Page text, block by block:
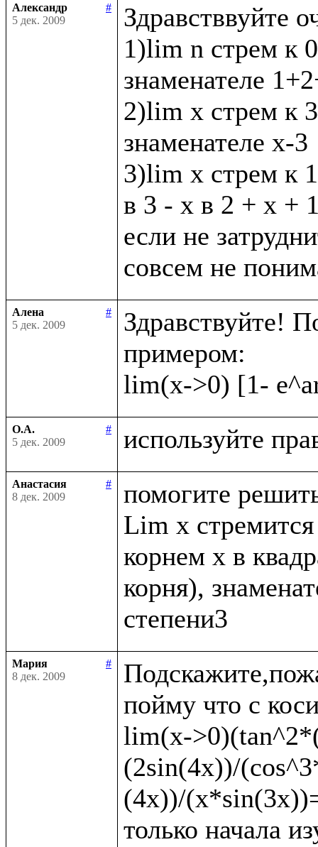
Александр
#
5 дек. 2009
Здравстввуйте
1)lim n стрем к
знаменателе
2)lim x стрем к
знаменателе х-3
3)lim x стрем к
в 3 - х в 2 + х +
если не
Алена
#
5 дек. 2009
Здравствуйте!
примером:
О.А.
#
5 дек. 2009
Анастасия
#
8 дек. 2009
помогите
Lim x
корнем x в
корня),
Мария
#
8 дек. 2009
пойму что с
lim(x-
(2sin(4x))/
(4x))/
только начала